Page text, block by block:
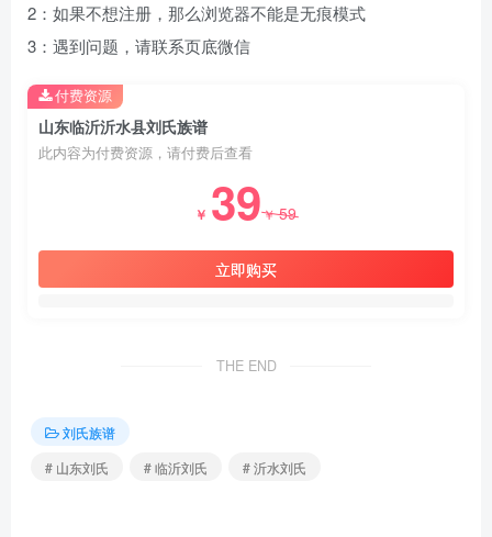
2：如果不想注册，那么浏览器不能是无痕模式
3：遇到问题，请联系页底微信
山东临沂沂水县刘氏族谱
此内容为付费资源，请付费后查看
￥ 39￥59
立即购买
付费资源
THE END
刘氏族谱
# 山东刘氏
# 临沂刘氏 # 沂水刘氏